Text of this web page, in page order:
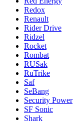
Redox
Renault
Rider Drive
Ridzel
Rocket
Rombat
RUSak
RuTrike
Saf
SeBang
Security Power
SF Sonic
Shark